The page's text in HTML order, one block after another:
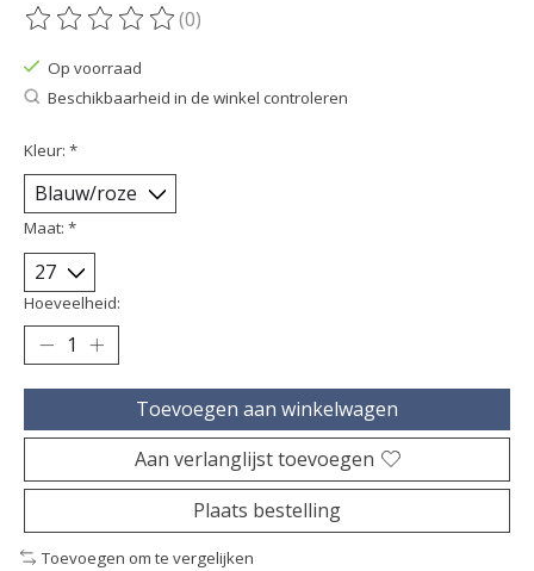
De beoordeling van dit product is
(0)
Op voorraad
Beschikbaarheid in de winkel controleren
Kleur: *
Maat: *
Hoeveelheid:
Toevoegen aan winkelwagen
Aan verlanglijst toevoegen
Plaats bestelling
Toevoegen om te vergelijken